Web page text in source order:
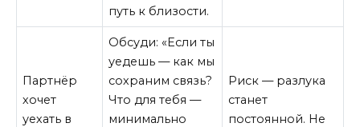
путь к близости.
Партнёр
хочет
уехать в
Обсуди: «Если ты
уедешь — как мы
сохраним связь?
Что для тебя —
минимально
Риск — разлука
станет
постоянной. Не